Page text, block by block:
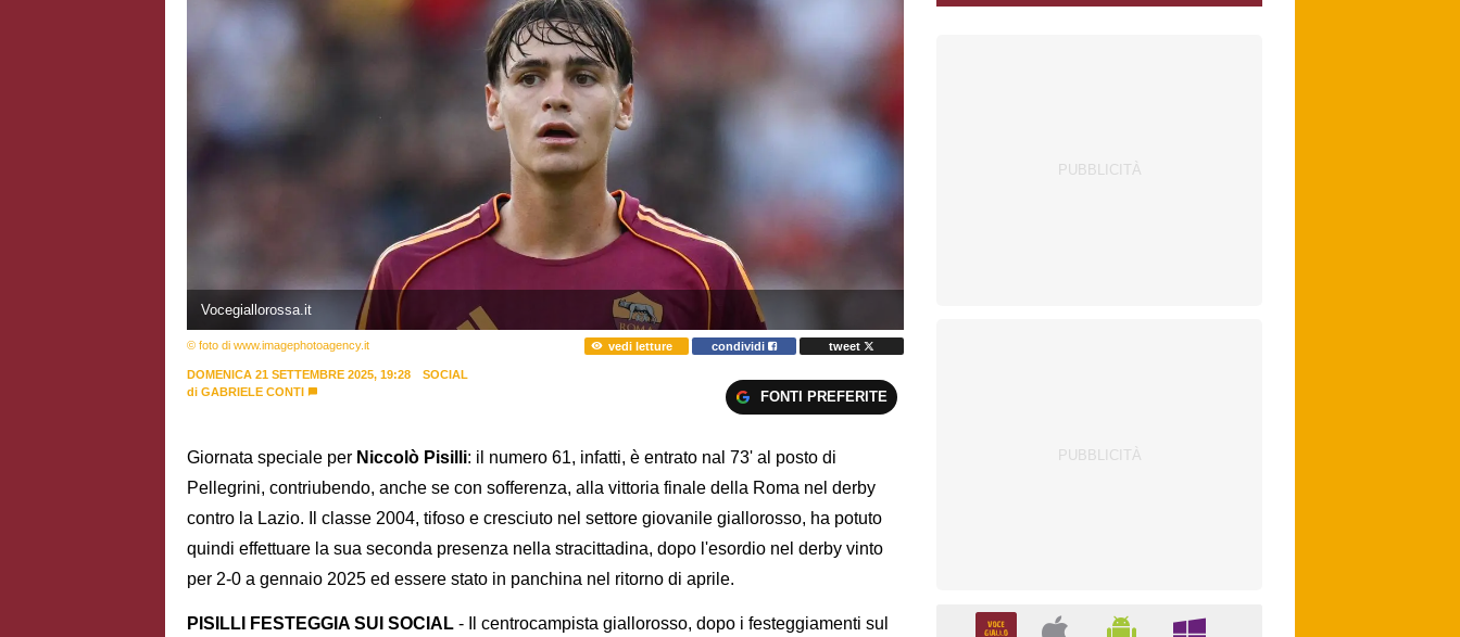
Vocegiallorossa.it
© foto di www.imagephotoagency.it vedi letture condividi tweet
DOMENICA 21 SETTEMBRE 2025, 19:28
SOCIAL
di GABRIELE CONTI FONTI PREFERITE
Giornata speciale per Niccolò Pisilli: il numero 61, infatti, è entrato nal 73' al posto di
Pellegrini, contriubendo, anche se con sofferenza, alla vittoria finale della Roma nel derby
contro la Lazio. Il classe 2004, tifoso e cresciuto nel settore giovanile giallorosso, ha potuto
quindi effettuare la sua seconda presenza nella stracittadina, dopo l'esordio nel derby vinto
per 2-0 a gennaio 2025 ed essere stato in panchina nel ritorno di aprile.
PISILLI FESTEGGIA SUI SOCIAL - Il centrocampista giallorosso, dopo i festeggiamenti sul